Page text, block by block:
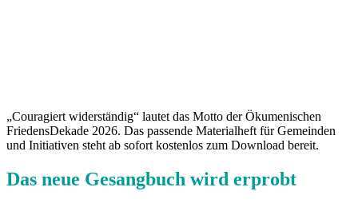
„Couragiert widerständig“ lautet das Motto der Ökumenischen
FriedensDekade 2026. Das passende Materialheft für Gemeinden
und Initiativen steht ab sofort kostenlos zum Download bereit.
Das neue Gesangbuch wird erprobt